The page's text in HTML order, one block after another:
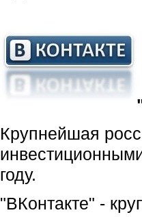
Крупнейшая
году.
"ВКонтакте" -